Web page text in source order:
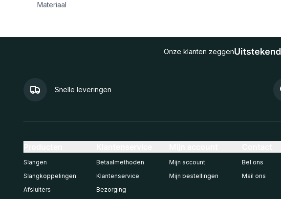
Materiaal
Onze klanten zeggenUitstekend
Snelle leveringen
Slangen
Slangkoppelingen
Afsluiters
Betaalmethoden
Klantenservice
Bezorging
Mijn account
Mijn bestellingen
Bel ons
Mail ons